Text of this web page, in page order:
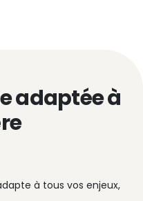
adaptée à
à tous vos enjeux,